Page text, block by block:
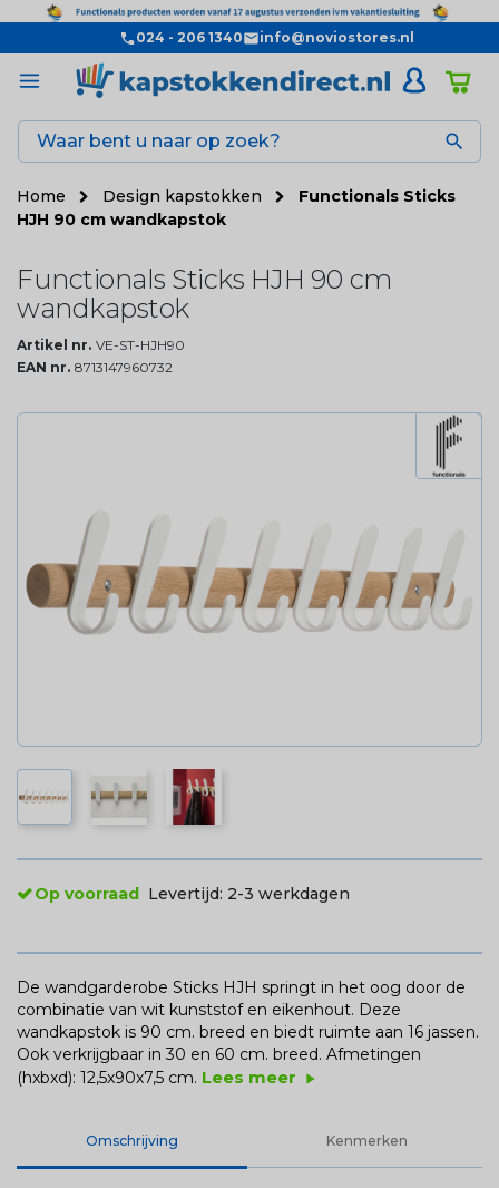
024 - 206 1340 info@noviostores.nl

Home Design kapstokken
Functionals Sticks
HJH 90 cm wandkapstok
Functionals Sticks HJH 90 cm
wandkapstok
Artikel nr. VE-ST-HJH90
EAN nr. 8713147960732
Op voorraad Levertijd: 2-3 werkdagen
De wandgarderobe Sticks HJH springt in het oog door de
combinatie van wit kunststof en eikenhout. Deze
wandkapstok is 90 cm. breed en biedt ruimte aan 16 jassen.
Ook verkrijgbaar in 30 en 60 cm. breed. Afmetingen
(hxbxd): 12,5x90x7,5 cm. Lees meer play_arrow
Omschrijving Kenmerken